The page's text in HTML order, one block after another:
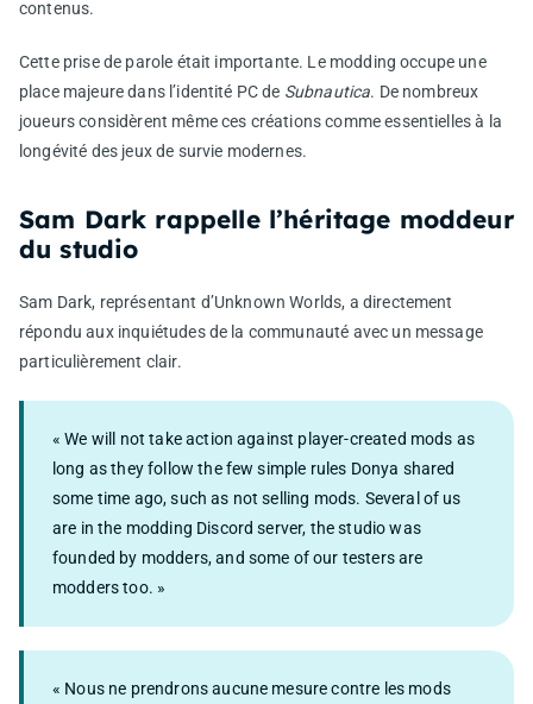
contenus.
Cette prise de parole était importante. Le modding occupe une
place majeure dans l’identité PC de Subnautica. De nombreux
joueurs considèrent même ces créations comme essentielles à la
longévité des jeux de survie modernes.
Sam Dark rappelle l’héritage moddeur
du studio
Sam Dark, représentant d’Unknown Worlds, a directement
répondu aux inquiétudes de la communauté avec un message
particulièrement clair.
« We will not take action against player-created mods as
long as they follow the few simple rules Donya shared
some time ago, such as not selling mods. Several of us
are in the modding Discord server, the studio was
founded by modders, and some of our testers are
modders too. »
« Nous ne prendrons aucune mesure contre les mods